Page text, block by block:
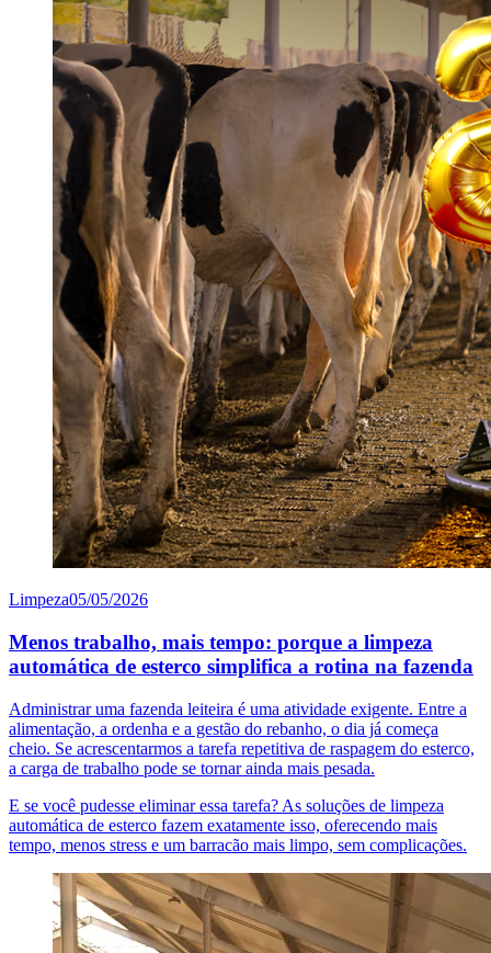
Limpeza05/05/2026
Menos trabalho, mais tempo: porque a limpeza
automática de esterco simplifica a rotina na fazenda
Administrar uma fazenda leiteira é uma atividade exigente. Entre a
alimentação, a ordenha e a gestão do rebanho, o dia já começa
cheio. Se acrescentarmos a tarefa repetitiva de raspagem do esterco,
a carga de trabalho pode se tornar ainda mais pesada.
E se você pudesse eliminar essa tarefa? As soluções de limpeza
automática de esterco fazem exatamente isso, oferecendo mais
tempo, menos stress e um barracão mais limpo, sem complicações.